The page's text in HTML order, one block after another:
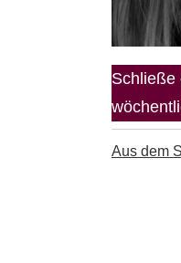
Schließe
Aus dem